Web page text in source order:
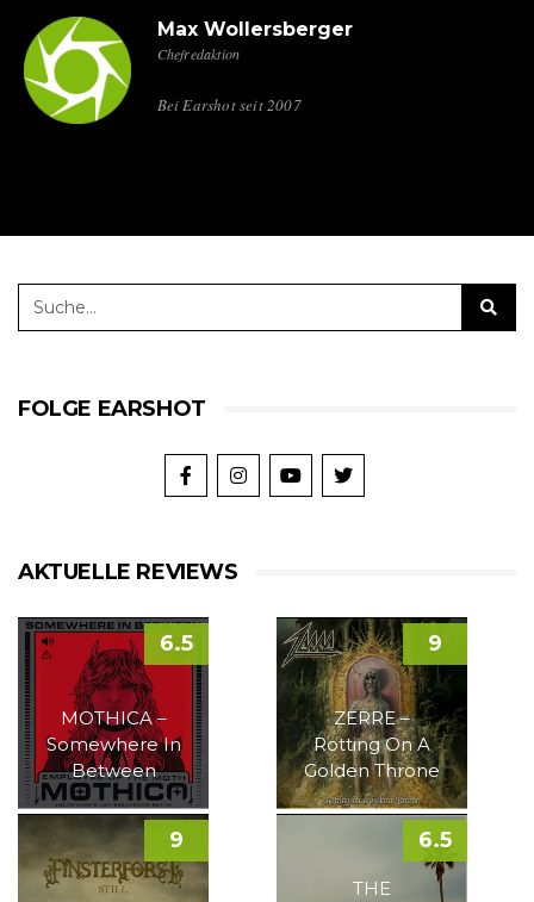
Max Wollersberger
Chefredaktion
Bei Earshot seit 2007
FOLGE EARSHOT
AKTUELLE REVIEWS
MOTHICA –
Somewhere In
Between
6.5
ZERRE –
Rotting On A
Golden Throne
9
9
THE
6.5